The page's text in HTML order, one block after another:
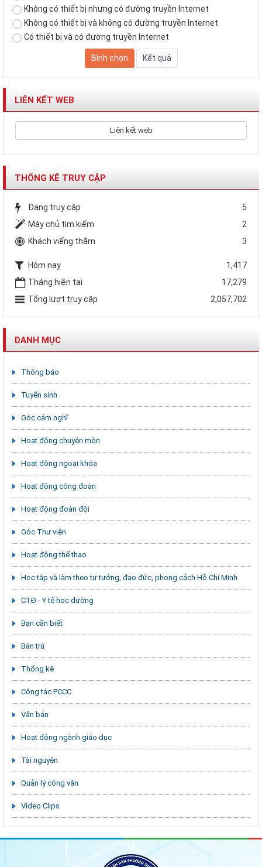
Không có thiết bị nhưng có đường truyền Internet
Không có thiết bị và không có đường truyền Internet
Có thiết bị và có đường truyền Internet
LIÊN KẾT WEB
Liên kết web
THỐNG KÊ TRUY CẬP
Đang truy cập
5
Máy chủ tìm kiếm
2
Khách viếng thăm
3
Hôm nay
1,417
Tháng hiện tại
17,279
Tổng lượt truy cập
2,057,702
DANH MỤC
Thông báo
Tuyển sinh
Góc cảm nghĩ
Hoạt động chuyên môn
Hoạt động ngoại khóa
Hoạt động công đoàn
Hoạt động đoàn đội
Góc Thư viện
Hoạt động thể thao
Học tập và làm theo tư tưởng, đạo đức, phong cách Hồ Chí Minh
CTĐ - Y tế học đường
Bạn cần biết
Bán trú
Thống kê
Công tác PCCC
Văn bản
Hoạt động ngành giáo dục
Tài nguyên
Quản lý công văn
Video Clips